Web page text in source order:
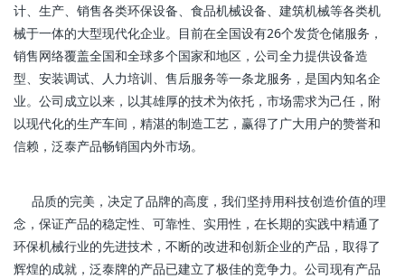
计、生产、销售各类环保设备、食品机械设备、建筑机械等各类机
械于一体的大型现代化企业。目前在全国设有26个发货仓储服务，
销售网络覆盖全国和全球多个国家和地区，公司全力提供设备造
型、安装调试、人力培训、售后服务等一条龙服务，是国内知名企
业。公司成立以来，以其雄厚的技术为依托，市场需求为己任，附
以现代化的生产车间，精湛的制造工艺，赢得了广大用户的赞誉和
信赖，泛泰产品畅销国内外市场。
品质的完美，决定了品牌的高度，我们坚持用科技创造价值的理
念，保证产品的稳定性、可靠性、实用性，在长期的实践中精通了
环保机械行业的先进技术，不断的改进和创新企业的产品，取得了
辉煌的成就，泛泰牌的产品已建立了极佳的竞争力。公司现有产品